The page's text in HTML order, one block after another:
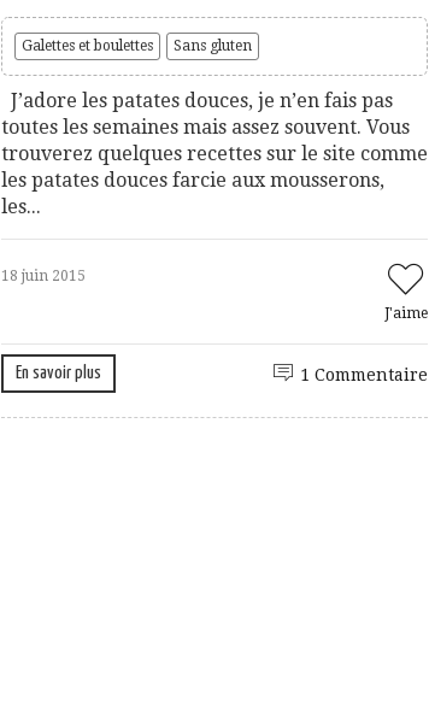
Galettes et boulettes Sans gluten
J’adore les patates douces, je n’en fais pas
toutes les semaines mais assez souvent. Vous
trouverez quelques recettes sur le site comme
les patates douces farcie aux mousserons,
les...
18 juin 2015
J'aime
En savoir plus 1 Commentaire